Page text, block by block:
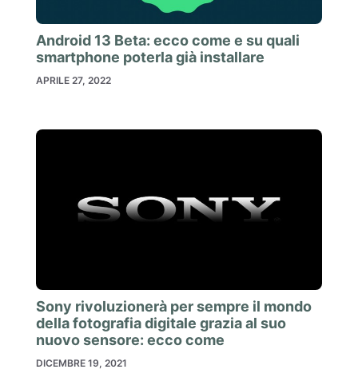
Android 13 Beta: ecco come e su quali
smartphone poterla già installare
APRILE 27, 2022
Sony rivoluzionerà per sempre il mondo
della fotografia digitale grazia al suo
nuovo sensore: ecco come
DICEMBRE 19, 2021